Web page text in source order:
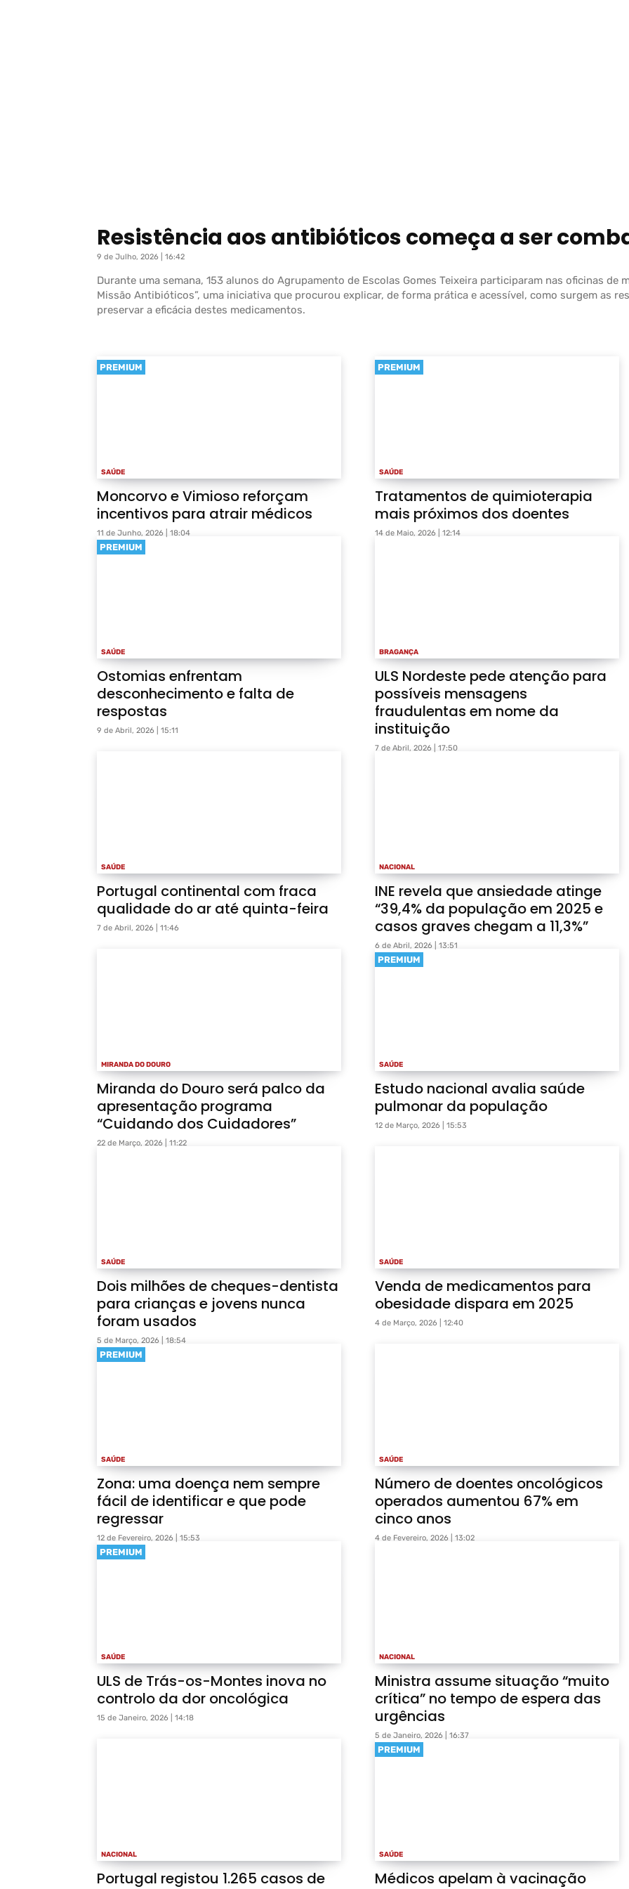
Resistência aos antibióticos começa a ser
9 de Julho, 2026 | 16:42
Durante uma semana, 153 alunos do Agrupamento de Escolas Gomes Teixeira participaram nas oficinas de
Missão Antibióticos”, uma iniciativa que procurou explicar, de forma prática e acessível, como surgem as
preservar a eficácia destes medicamentos.
SAÚDE
PREMIUM
Moncorvo e Vimioso reforçam
incentivos para atrair médicos
11 de Junho, 2026 | 18:04
SAÚDE
PREMIUM
Tratamentos de quimioterapia
mais próximos dos doentes
14 de Maio, 2026 | 12:14
SAÚDE
PREMIUM
Ostomias enfrentam
desconhecimento e falta de
respostas
9 de Abril, 2026 | 15:11
BRAGANÇA
ULS Nordeste pede atenção para
possíveis mensagens
fraudulentas em nome da
instituição
7 de Abril, 2026 | 17:50
SAÚDE
Portugal continental com fraca
qualidade do ar até quinta-feira
7 de Abril, 2026 | 11:46
NACIONAL
INE revela que ansiedade atinge
“39,4% da população em 2025 e
casos graves chegam a 11,3%”
6 de Abril, 2026 | 13:51
MIRANDA DO DOURO
Miranda do Douro será palco da
apresentação programa
“Cuidando dos Cuidadores”
22 de Março, 2026 | 11:22
SAÚDE
PREMIUM
Estudo nacional avalia saúde
pulmonar da população
12 de Março, 2026 | 15:53
SAÚDE
Dois milhões de cheques-dentista
para crianças e jovens nunca
foram usados
5 de Março, 2026 | 18:54
SAÚDE
Venda de medicamentos para
obesidade dispara em 2025
4 de Março, 2026 | 12:40
SAÚDE
PREMIUM
Zona: uma doença nem sempre
fácil de identificar e que pode
regressar
12 de Fevereiro, 2026 | 15:53
SAÚDE
Número de doentes oncológicos
operados aumentou 67% em
cinco anos
4 de Fevereiro, 2026 | 13:02
SAÚDE
PREMIUM
ULS de Trás-os-Montes inova no
controlo da dor oncológica
15 de Janeiro, 2026 | 14:18
NACIONAL
Ministra assume situação “muito
crítica” no tempo de espera das
urgências
5 de Janeiro, 2026 | 16:37
NACIONAL
Portugal registou 1.265 casos de
SAÚDE
PREMIUM
Médicos apelam à vacinação